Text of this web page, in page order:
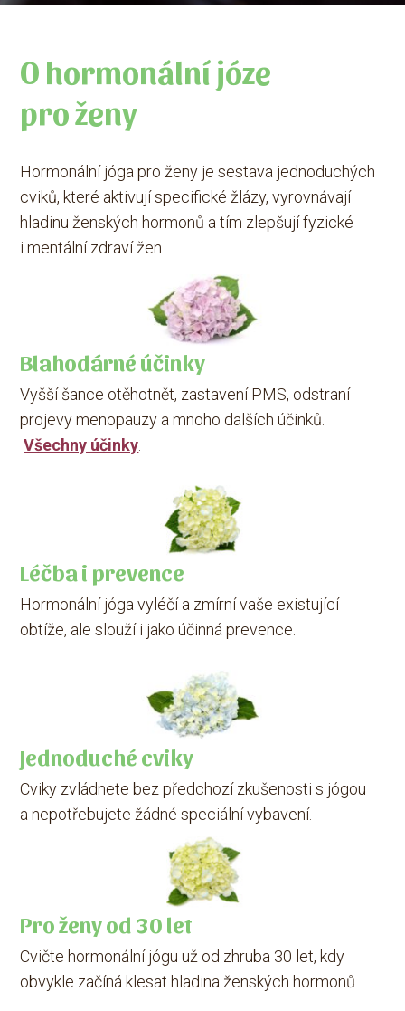
O hormonální józe
pro ženy
Hormonální jóga pro ženy je sestava jednoduchých
cviků, které aktivují specifické žlázy, vyrovnávají
hladinu ženských hormonů a tím zlepšují fyzické
i mentální zdraví žen.
Blahodárné účinky
Vyšší šance otěhotnět, zastavení PMS, odstraní
projevy menopauzy a mnoho dalších účinků.
Všechny účinky
Léčba i prevence
Hormonální jóga vyléčí a zmírní vaše existující
obtíže, ale slouží i jako účinná prevence.
Jednoduché cviky
Cviky zvládnete bez předchozí zkušenosti s jógou
a nepotřebujete žádné speciální vybavení.
Pro ženy od 30 let
Cvičte hormonální jógu už od zhruba 30 let, kdy
obvykle začíná klesat hladina ženských hormonů.